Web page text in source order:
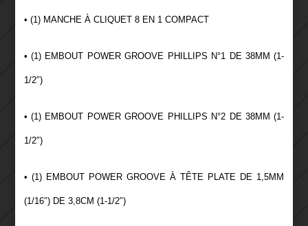
• (1) MANCHE À CLIQUET 8 EN 1 COMPACT
• (1) EMBOUT POWER GROOVE PHILLIPS N°1 DE 38MM (1-
1/2″)
• (1) EMBOUT POWER GROOVE PHILLIPS N°2 DE 38MM (1-
1/2″)
• (1) EMBOUT POWER GROOVE À TÊTE PLATE DE 1,5MM
(1/16″) DE 3,8CM (1-1/2″)